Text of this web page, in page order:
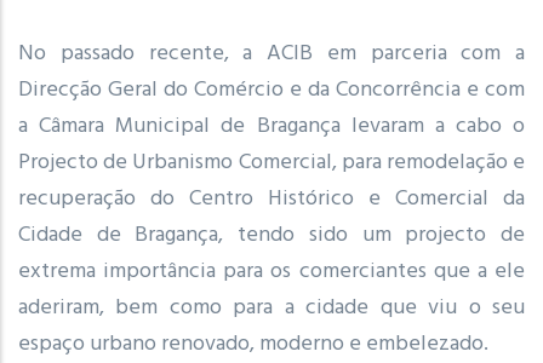
No passado recente, a ACIB em parceria com a
Direcção Geral do Comércio e da Concorrência e com
a Câmara Municipal de Bragança levaram a cabo o
Projecto de Urbanismo Comercial, para remodelação e
recuperação do Centro Histórico e Comercial da
Cidade de Bragança, tendo sido um projecto de
extrema importância para os comerciantes que a ele
aderiram, bem como para a cidade que viu o seu
espaço urbano renovado, moderno e embelezado.